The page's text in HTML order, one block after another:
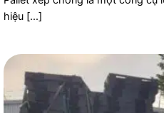
hiệu [...]